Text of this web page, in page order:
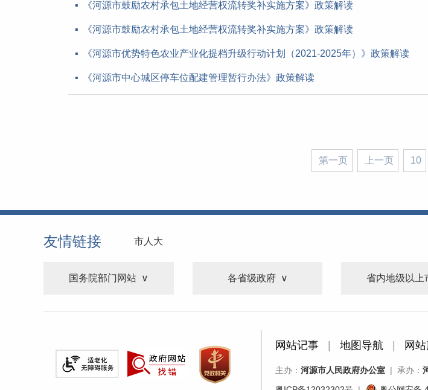
《河源市鼓励农村承包土地经营权流转奖补实施方案》政策解读
《河源市鼓励农村承包土地经营权流转奖补实施方案》政策解读
《河源市优势特色农业产业化提档升级行动计划（2021-2025年）》政策解读
《河源市中心城区停车位配建管理暂行办法》政策解读
第一页 上一页 10
友情链接 市人大
国务院部门网站 各省级政府 省内地级以上
网站记事 地图导航 网
主办： 河源市人民政府办公室 | 承办：